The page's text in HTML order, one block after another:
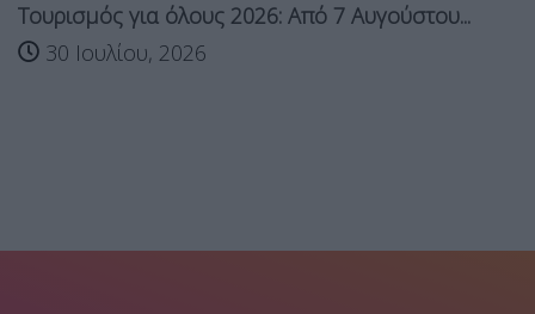
Τουρισμός για όλους 2026: Από 7 Αυγούστου...
30 Ιουλίου, 2026